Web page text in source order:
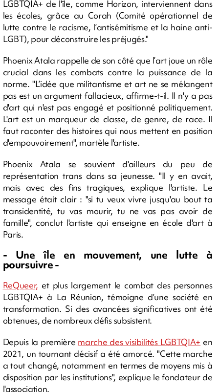
LGBTQIA+ de l'île, comme Horizon, interviennent dans
les écoles, grâce au Corah (Comité opérationnel de
lutte contre le racisme, l’antisémitisme et la haine anti-
LGBT), pour déconstruire les préjugés."
Phoenix Atala rappelle de son côté que l’art joue un rôle
crucial dans les combats contre la puissance de la
norme. "L’idée que militantisme et art ne se mélangent
pas est un argument fallacieux, affirme-t-il. Il n'y a pas
d'art qui n'est pas engagé et positionné politiquement.
L'art est un marqueur de classe, de genre, de race. Il
faut raconter des histoires qui nous mettent en position
d'empouvoirement", martèle l'artiste.
Phoenix Atala se souvient d'ailleurs du peu de
représentation trans dans sa jeunesse. "Il y en avait,
mais avec des fins tragiques, explique l'artiste. Le
message était clair : "si tu veux vivre jusqu'au bout ta
transidentité, tu vas mourir, tu ne vas pas avoir de
famille", conclut l'artiste qui enseigne en école d'art à
Paris.
- Une île en mouvement, une lutte à
poursuivre -
ReQueer, et plus largement le combat des personnes
LGBTQIA+ à La Réunion, témoigne d’une société en
transformation. Si des avancées significatives ont été
obtenues, de nombreux défis subsistent.
Depuis la première marche des visibilités LGBTQIA+ en
2021, un tournant décisif a été amorcé. "Cette marche
a tout changé, notamment en termes de moyens mis à
disposition par les institutions", explique le fondateur de
l'association.